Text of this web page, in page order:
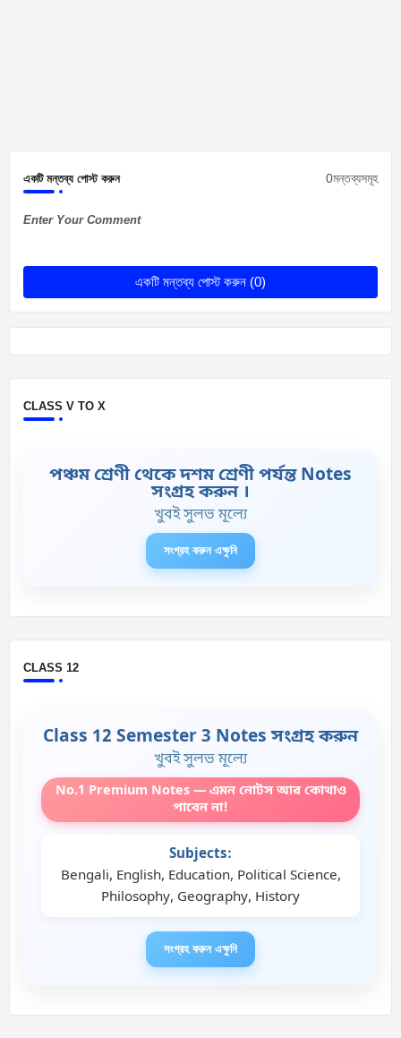
একটি মন্তব্য পোস্ট করুন 0মন্তব্যসমূহ
Enter Your Comment
একটি মন্তব্য পোস্ট করুন (0)
CLASS V TO X
পঞ্চম শ্রেণী থেকে দশম শ্রেণী পর্যন্ত Notes
সংগ্রহ করুন ।
খুবই সুলভ মূল্যে
সংগ্রহ করুন এক্ষুনি
CLASS 12
Class 12 Semester 3 Notes সংগ্রহ করুন
খুবই সুলভ মূল্যে
No.1 Premium Notes — এমন নোটস আর কোথাও
পাবেন না!
Subjects:
Bengali, English, Education, Political Science,
Philosophy, Geography, History
সংগ্রহ করুন এক্ষুনি